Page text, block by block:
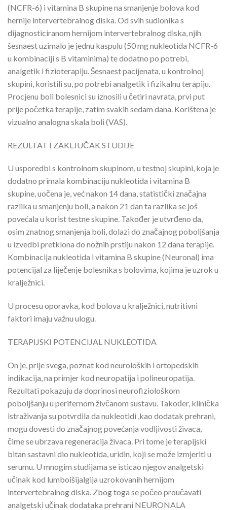
(NCFR-6) i vitamina B skupine na smanjenje bolova kod
hernije intervertebralnog diska. Od svih sudionika s
dijagnosticiranom hernijom intervertebralnog diska, njih
šesnaest uzimalo je jednu kaspulu (50 mg nukleotida NCFR-6
u kombinaciji s B vitaminima) te dodatno po potrebi,
analgetik i fizioterapiju. Šesnaest pacijenata, u kontrolnoj
skupini, koristili su, po potrebi analgetik i fizikalnu terapiju.
Procjenu boli bolesnici su iznosili u četiri navrata, prvi put
prije početka terapije, zatim svakih sedam dana. Korištena je
vizualno analogna skala boli (VAS).
REZULTAT I ZAKLJUČAK STUDIJE
U usporedbi s kontrolnom skupinom, u testnoj skupini, koja je
dodatno primala kombinaciju nukleotida i vitamina B
skupine, uočena je, već nakon 14 dana, statistički značajna
razlika u smanjenju boli, a nakon 21 dan ta razlika se još
povećala u korist testne skupine. Također je utvrđeno da,
osim znatnog smanjenja boli, dolazi do značajnog poboljšanja
u izvedbi pretklona do nožnih prstiju nakon 12 dana terapije.
Kombinacija nukleotida i vitamina B skupine (Neuronal) ima
potencijal za liječenje bolesnika s bolovima, kojima je uzrok u
kralježnici.
U procesu oporavka, kod bolova u kralježnici, nutritivni
faktori imaju važnu ulogu.
TERAPIJSKI POTENCIJAL NUKLEOTIDA
On je, prije svega, poznat kod neuroloških i ortopedskih
indikacija, na primjer kod neuropatija i polineuropatija.
Rezultati pokazuju da doprinosi neurofiziološkom
poboljšanju u perifernom živčanom sustavu. Također, klinička
istraživanja su potvrdila da nukleotidi ,kao dodatak prehrani,
mogu dovesti do značajnog povećanja vodljivosti živaca,
čime se ubrzava regeneracija živaca. Pri tome je terapijski
bitan sastavni dio nukleotida, uridin, koji se može izmjeriti u
serumu. U mnogim studijama se isticao njegov analgetski
učinak kod lumboišijalgija uzrokovanih hernijom
intervertebralnog diska. Zbog toga se počeo proučavati
analgetski učinak dodataka prehrani NEURONALA